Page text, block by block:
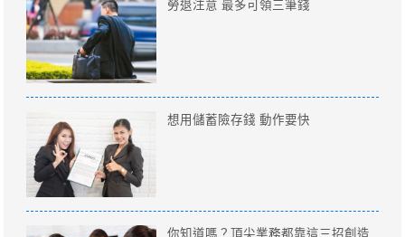
勞退注意 最多可領三筆錢
想用儲蓄險存錢 動作要快
你知道嗎？頂尖業務都靠這三招創造